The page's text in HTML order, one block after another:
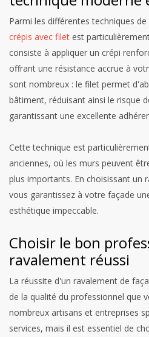
Parmi les différentes techniques
crépis avec filet est
consiste à appliquer un crépi
offrant une résistance accrue à
sont nombreux : le filet permet
bâtiment, réduisant ainsi le risque
garantissant une excellente
Cette technique est
anciennes, où les murs peuvent
plus importants. En choisissant un
vous garantissez à votre façade
esthétique impeccable.
Choisir le bon
ravalement réussi
La réussite d'un ravalement de
de la qualité du professionnel que
nombreux artisans et entreprises
services, mais il est essentiel de